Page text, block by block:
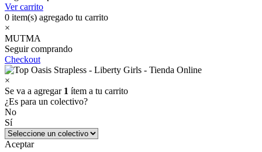
Ver carrito
0 item(s) agregado tu carrito
×
MUTMA
Seguir comprando
Checkout
×
Se va a agregar 1 ítem a tu carrito
¿Es para un colectivo?
No
Sí
Aceptar